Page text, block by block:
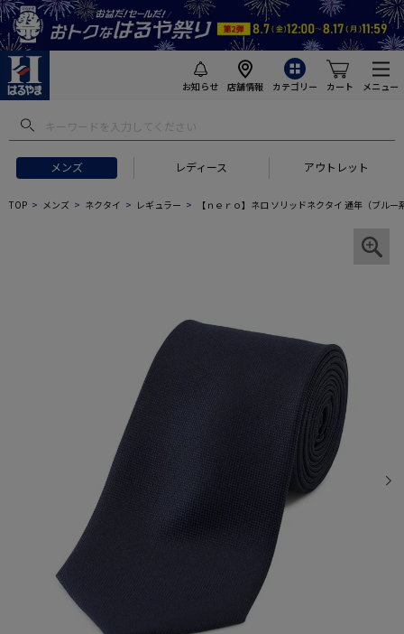
お知らせ 店舗情報 カテゴリー カート メニュー
メンズ レディース アウトレット
TOP メンズ ネクタイ レギュラー 【ｎｅｒｏ】ネロ ソリッドネクタイ 通年（ブルー